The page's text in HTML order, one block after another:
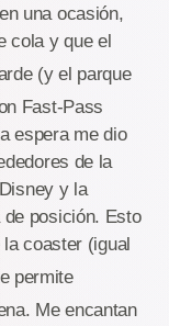
una ocasión,
cola y que el
(y el parque
Fast-Pass
espera me dio
de la
y la
posición. Esto
coaster (igual
permite
Me encantan